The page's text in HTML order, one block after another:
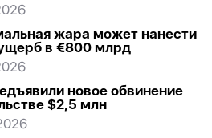
жара может нанести
в €800 млрд
новое обвинение
$2,5 млн